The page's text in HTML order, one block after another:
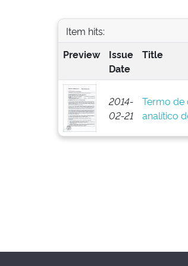
Item hits:
Preview
Issue
Date
Title
2014-
02-21
Termo
analítico